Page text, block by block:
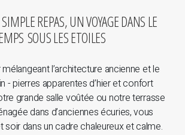
REPAS, UN VOYAGE DANS LE
SOUS LES ETOILES
l’architecture ancienne et le
- pierres apparentes d’hier et confort
grande salle voûtée ou notre terrasse
dans d’anciennes écuries, vous
soir dans un cadre chaleureux et calme.